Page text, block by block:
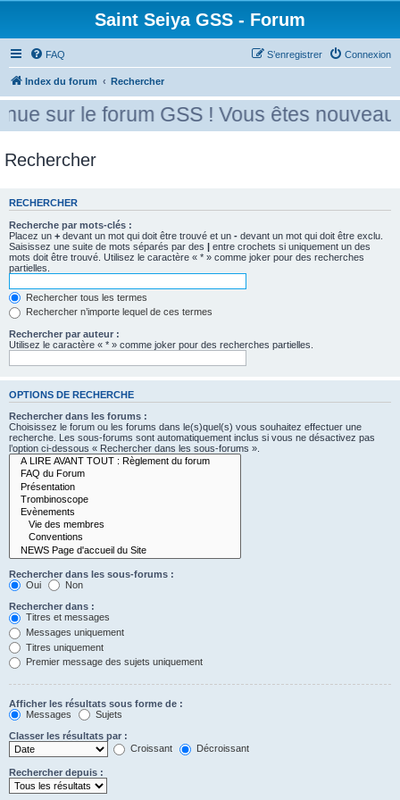
Saint Seiya GSS - Forum
FAQ Connexion
S’enregistrer
Index du forum Rechercher
sur le forum GSS ! Vous êtes
Rechercher
RECHERCHER
Recherche par mots-clés :
Placez un + devant un mot qui doit être trouvé et un - devant un mot qui doit être exclu.
Saisissez une suite de mots séparés par des | entre crochets si uniquement un des
mots doit être trouvé. Utilisez le caractère « * » comme joker pour des recherches
partielles.
Rechercher tous les termes
Rechercher n’importe lequel de ces termes
Rechercher par auteur :
Utilisez le caractère « * » comme joker pour des recherches partielles.
OPTIONS DE RECHERCHE
Rechercher dans les forums :
Choisissez le forum ou les forums dans le(s)quel(s) vous souhaitez effectuer une
recherche. Les sous-forums sont automatiquement inclus si vous ne désactivez pas
l’option ci-dessous « Rechercher dans les sous-forums ».
Rechercher dans les sous-forums :
Oui
Non
Rechercher dans :
Titres et messages
Messages uniquement
Titres uniquement
Premier message des sujets uniquement
Afficher les résultats sous forme de :
Messages
Sujets
Classer les résultats par :
Croissant
Décroissant
Rechercher depuis :